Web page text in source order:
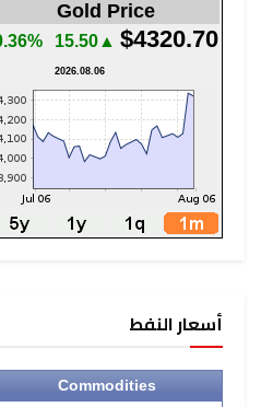
Gold Price
$4320.70
▲15.50
2026.08.06
أسعار النفط
Commodities